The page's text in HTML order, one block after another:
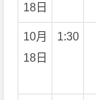
18日
10月
18日
1:30